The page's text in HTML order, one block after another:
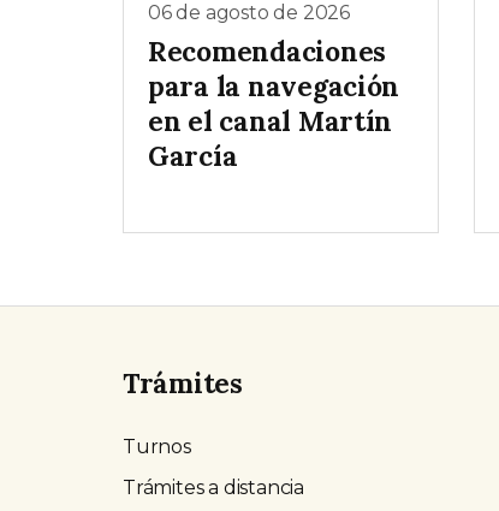
06 de agosto de 2026
Recomendaciones
para la navegación
en el canal Martín
García
Trámites
Turnos
Trámites a distancia